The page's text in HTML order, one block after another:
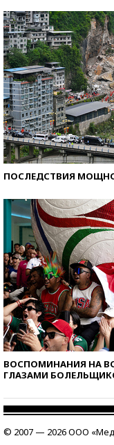
ПОСЛЕДСТВИЯ
ВОСПОМИНАНИЯ НА
ГЛАЗАМИ
© 2007 — 2026 ООО